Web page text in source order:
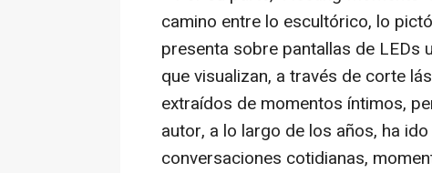
camino entre lo escultórico, lo
presenta sobre pantallas de LEDs
que visualizan, a través de corte
extraídos de momentos íntimos,
autor, a lo largo de los años, ha
conversaciones cotidianas,